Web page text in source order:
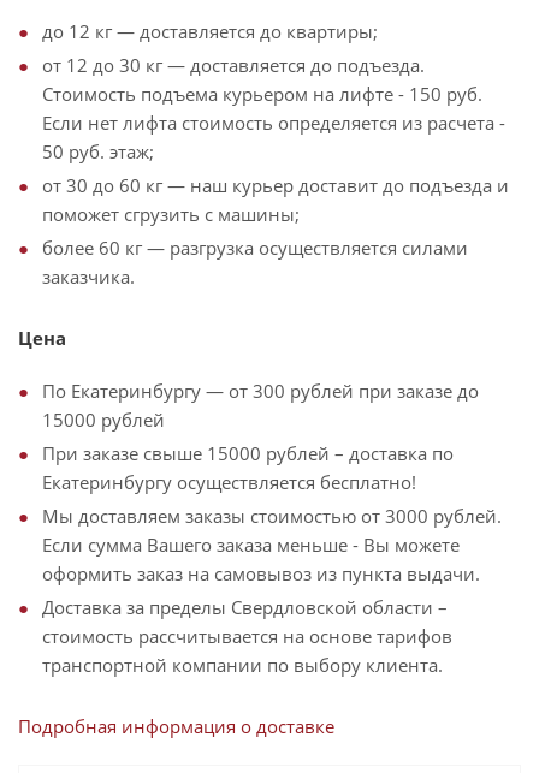
до 12 кг — доставляется до квартиры;
от 12 до 30 кг — доставляется до подъезда.
Стоимость подъема курьером на лифте - 150 руб.
Если нет лифта стоимость определяется из расчета -
50 руб. этаж;
от 30 до 60 кг — наш курьер доставит до подъезда и
поможет сгрузить с машины;
более 60 кг — разгрузка осуществляется силами
заказчика.
Цена
По Екатеринбургу — от 300 рублей при заказе до
15000 рублей
При заказе свыше 15000 рублей – доставка по
Екатеринбургу осуществляется бесплатно!
Мы доставляем заказы стоимостью от 3000 рублей.
Если сумма Вашего заказа меньше - Вы можете
оформить заказ на самовывоз из пункта выдачи.
Доставка за пределы Свердловской области –
стоимость рассчитывается на основе тарифов
транспортной компании по выбору клиента.
Подробная информация о доставке